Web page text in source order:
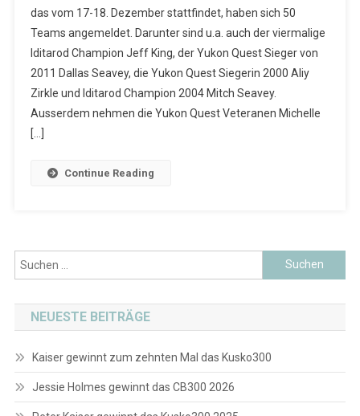
das vom 17-18. Dezember stattfindet, haben sich 50
Teams angemeldet. Darunter sind u.a. auch der viermalige
Iditarod Champion Jeff King, der Yukon Quest Sieger von
2011 Dallas Seavey, die Yukon Quest Siegerin 2000 Aliy
Zirkle und Iditarod Champion 2004 Mitch Seavey.
Ausserdem nehmen die Yukon Quest Veteranen Michelle
[…]
Continue Reading
Suchen
nach:
NEUESTE BEITRÄGE
Kaiser gewinnt zum zehnten Mal das Kusko300
Jessie Holmes gewinnt das CB300 2026